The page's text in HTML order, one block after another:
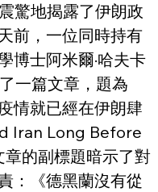
驚地揭露了伊朗政
前，一位同時持有
博士阿米爾·哈夫卡
一篇文章，題為
情就已經在伊朗肆
Iran Long Before
的副標題暗示了對
：《德黑蘭沒有從